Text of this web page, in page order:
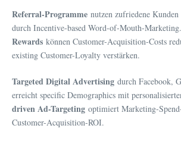
Referral-Programme nutzen zufriedene
durch Incentive-based Word-of-Mouth-Marketing.
Rewards können Customer-Acquisition-Costs
existing Customer-Loyalty verstärken.
Targeted Digital Advertising durch Facebook,
erreicht specific Demographics mit
driven Ad-Targeting optimiert Marketing-
Customer-Acquisition-ROI.